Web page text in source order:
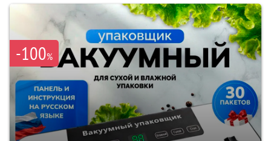
-100%